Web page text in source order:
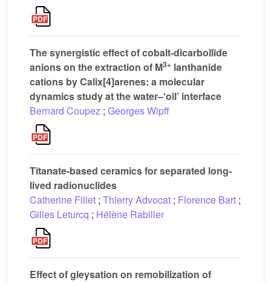
The synergistic effect of cobalt-dicarbollide
anions on the extraction of M3+ lanthanide
cations by Calix[4]arenes: a molecular
dynamics study at the water–‘oil’ interface
Bernard Coupez ; Georges Wipff
Titanate-based ceramics for separated long-
lived radionuclides
Catherine Fillet ; Thierry Advocat ; Florence Bart ;
Gilles Leturcq ; Hélène Rabiller
Effect of gleysation on remobilization of